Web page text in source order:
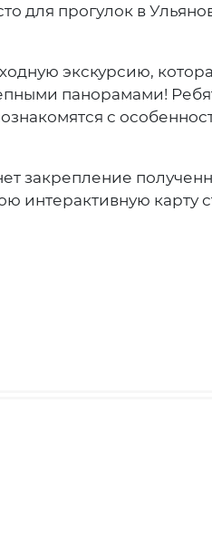
для прогулок в
экскурсию,
панорамами!
с
закрепление
интерактивную карту